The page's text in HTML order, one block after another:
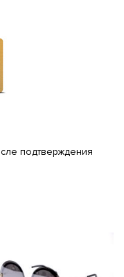
подтверждения